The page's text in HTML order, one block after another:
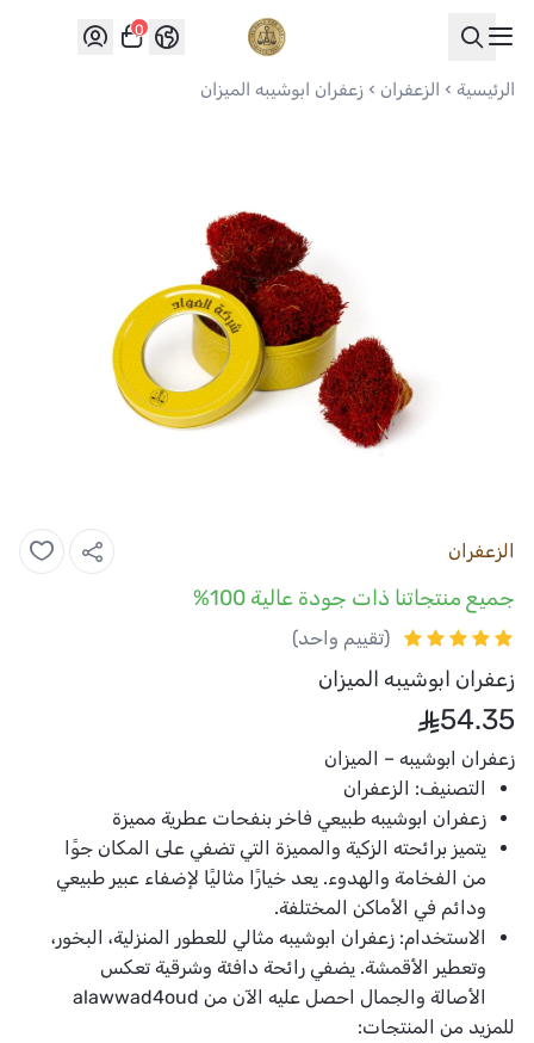
العواد للعود
0
الرئيسية الزعفران زعفران ابوشيبه الميزان
الزعفران
جميع منتجاتنا ذات جودة عالية 100%
(تقييم واحد)
زعفران ابوشيبه الميزان
54.35
زعفران ابوشيبه – الميزان
التصنيف: الزعفران
زعفران ابوشيبه طبيعي فاخر بنفحات عطرية مميزة
يتميز برائحته الزكية والمميزة التي تضفي على المكان جوًا
من الفخامة والهدوء. يعد خيارًا مثاليًا لإضفاء عبير طبيعي
ودائم في الأماكن المختلفة.
الاستخدام: زعفران ابوشيبه مثالي للعطور المنزلية، البخور،
وتعطير الأقمشة. يضفي رائحة دافئة وشرقية تعكس
الأصالة والجمال احصل عليه الآن من alawwad4oud
للمزيد من المنتجات: